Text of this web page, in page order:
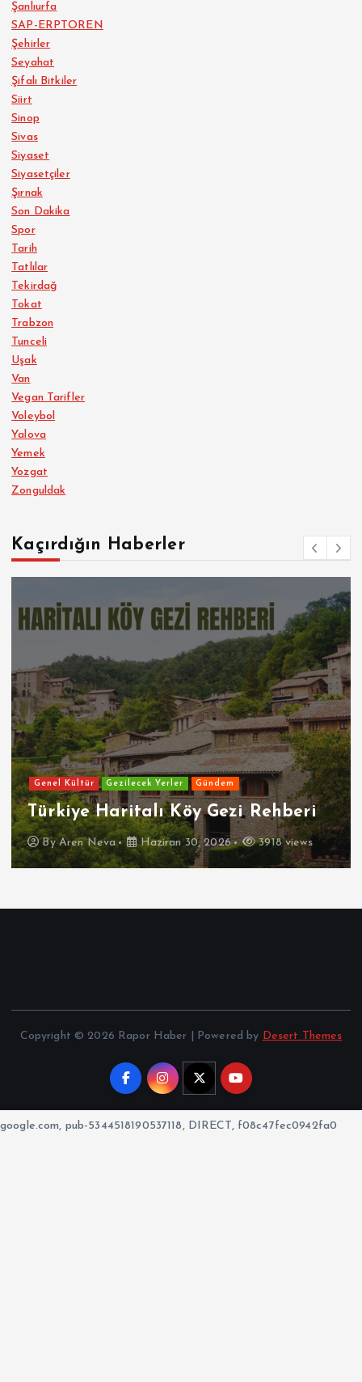
Şanlıurfa
SAP-ERPTOREN
Şehirler
Seyahat
Şifalı Bitkiler
Siirt
Sinop
Sivas
Siyaset
Siyasetçiler
Şırnak
Son Dakika
Spor
Tarih
Tatlılar
Tekirdağ
Tokat
Trabzon
Tunceli
Uşak
Van
Vegan Tarifler
Voleybol
Yalova
Yemek
Yozgat
Zonguldak
Kaçırdığın Haberler
Genel Kültür Gezilecek Yerler Gündem
Türkiye Haritalı Köy Gezi Rehberi
ByAren Neva Haziran 30, 2026 3918 views
Copyright © 2026 Rapor Haber | Powered by Desert Themes
google.com, pub-5344518190537118, DIRECT, f08c47fec0942fa0